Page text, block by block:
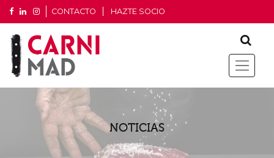
CONTACTO HAZTE SOCIO
NOTICIAS